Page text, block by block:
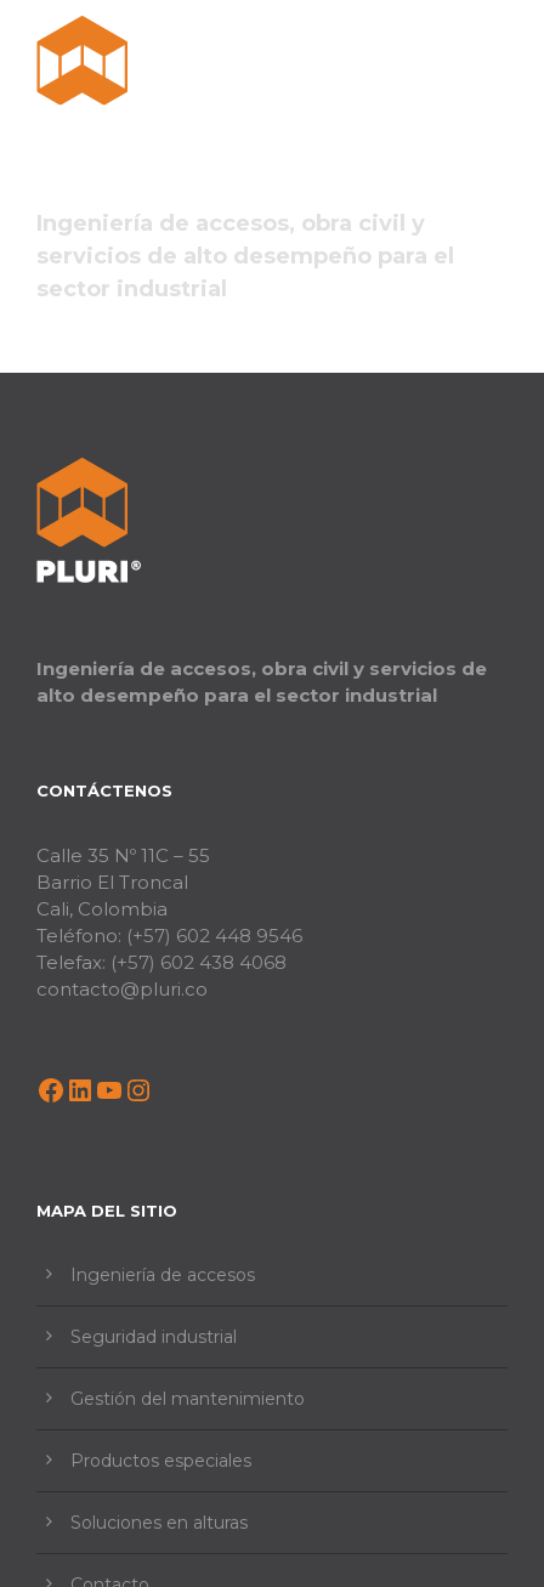
Ingeniería de accesos, obra civil y
servicios de alto desempeño para el
sector industrial
Ingeniería de accesos, obra civil y servicios de
alto desempeño para el sector industrial
CONTÁCTENOS
Calle 35 Nº 11C – 55
Barrio El Troncal
Cali, Colombia
Teléfono: (+57) 602 448 9546
Telefax: (+57) 602 438 4068
contacto@pluri.co
Facebook LinkedIn YouTube Instagram
MAPA DEL SITIO
Ingeniería de accesos
Seguridad industrial
Gestión del mantenimiento
Productos especiales
Soluciones en alturas